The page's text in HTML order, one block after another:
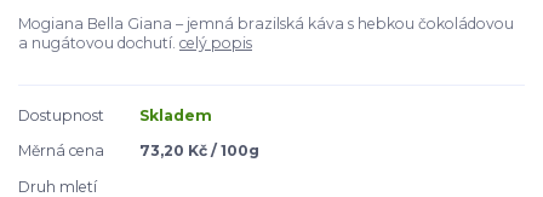
Mogiana Bella Giana – jemná brazilská káva s hebkou čokoládovou
a nugátovou dochutí. celý popis
Dostupnost
Skladem
Měrná cena
73,20 Kč / 100g
Druh mletí